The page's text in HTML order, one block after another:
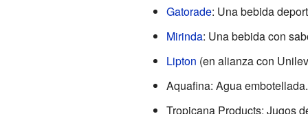
Gatorade: Una bebida
Mirinda: Una bebida con
Lipton (en alianza con
Aquafina: Agua embotellada.
Tropicana Products: Jugos